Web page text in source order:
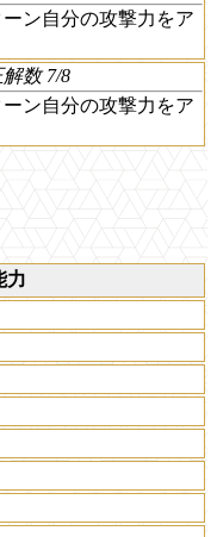
ン自分の攻撃力をア
数 7/8
ン自分の攻撃力をア
力